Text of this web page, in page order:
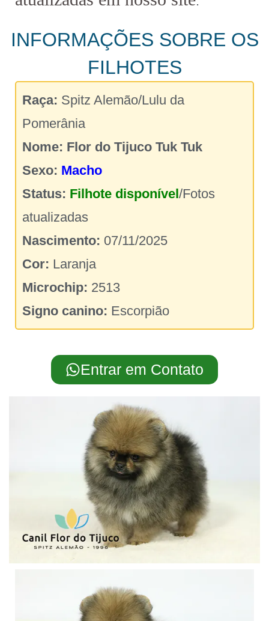
INFORMAÇÕES SOBRE OS
FILHOTES
Raça: Spitz Alemão/Lulu da
Pomerânia
Nome: Flor do Tijuco Tuk Tuk
Sexo: Macho
Status: Filhote disponível/Fotos
atualizadas
Nascimento: 07/11/2025
Cor: Laranja
Microchip: 2513
Signo canino: Escorpião
Entrar em Contato